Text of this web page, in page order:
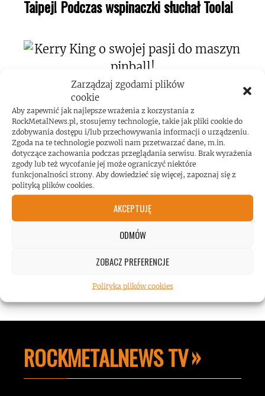
Zarządzaj zgodami plików
cookie
Aby zapewnić jak najlepsze wrażenia z korzystania z
RockMetalNews.pl, stosujemy technologie, takie jak pliki cookie do
zdobywania dostępu i/lub przechowywania informacji o urządzeniu.
Zgoda na te technologie pozwoli nam przetwarzać dane, m.in.
dotyczące zachowania podczas przeglądania serwisu. Brak wyrażenia
zgody lub też wycofanie jej może ograniczyć niektóre
funkcjonalności strony. Aby dowiedzieć się więcej, zapoznaj się z
polityką plików cookies.
AKCEPTUJĘ
ODMÓW
ZOBACZ PREFERENCJE
Polityka plików cookies
Taipej! Podczas wspinaczki słuchał Toola!
Kerry King o swojej pasji do maszyn
pinball!
Koncert AC/DC przekroczył poziom
hałasu!
ROCKMETALNEWS TV